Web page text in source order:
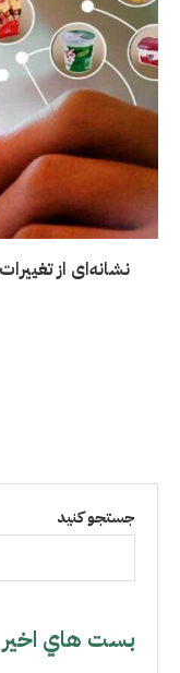
نشانه‌ای از
جستجو کنید
بست هاي اخير